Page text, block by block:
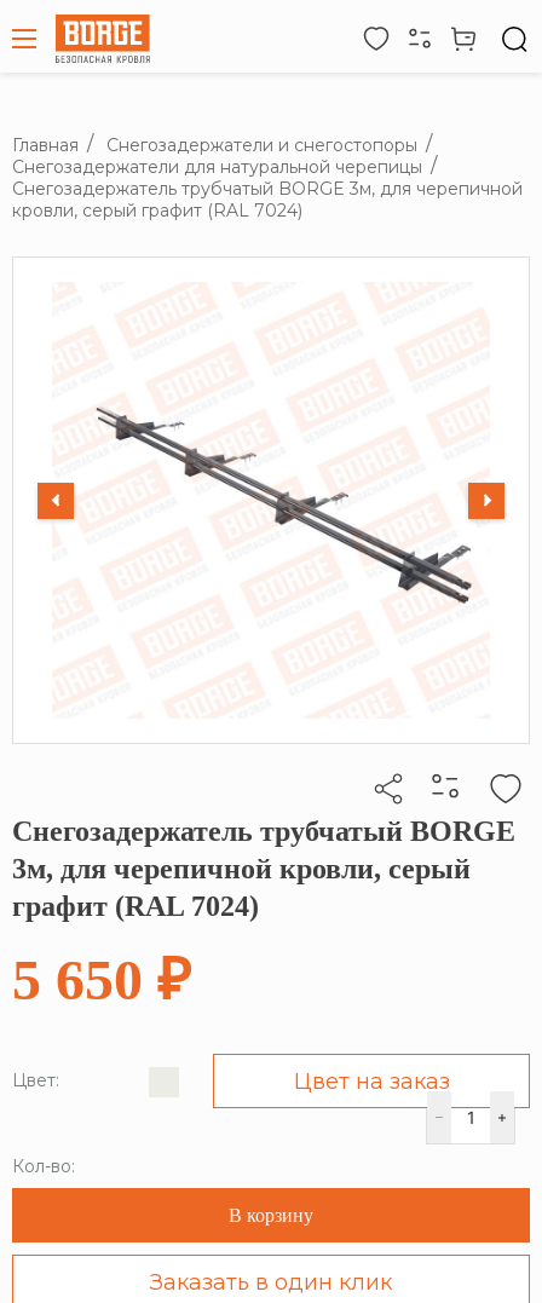
Главная
Снегозадержатели и снегостопоры
Снегозадержатели для натуральной черепицы
Снегозадержатель трубчатый BORGE 3м, для черепичной
кровли, серый графит (RAL 7024)
Кликните, чтобы скопировать прямую ссылку
Снегозадержатель трубчатый BORGE
3м, для черепичной кровли, серый
графит (RAL 7024)
5 650 ₽
Цвет: Цвет на заказ
Кол-во:
В корзину
Заказать в один клик